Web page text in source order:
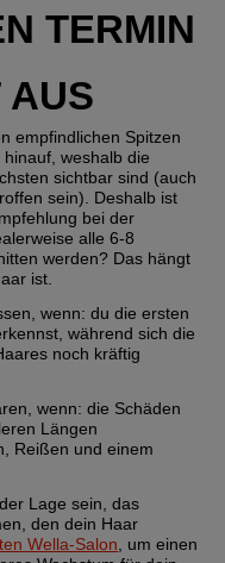
TERMIN
AUS
empfindlichen Spitzen
weshalb die
sichtbar sind (auch
sein). Deshalb ist
bei der
alle 6-8
werden? Das hängt
ist.
wenn: du die ersten
während sich die
noch kräftig
wenn: die Schäden
Längen
Reißen und einem
Lage sein, das
den dein Haar
Wella-Salon , um einen